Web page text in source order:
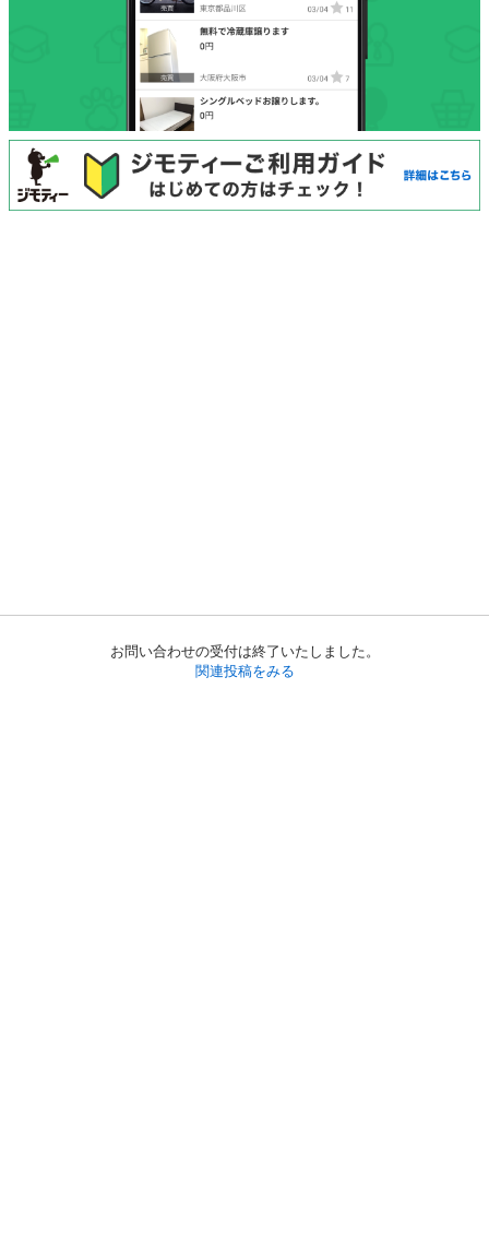
お問い合わせの受付は終了いたしました。
関連投稿をみる